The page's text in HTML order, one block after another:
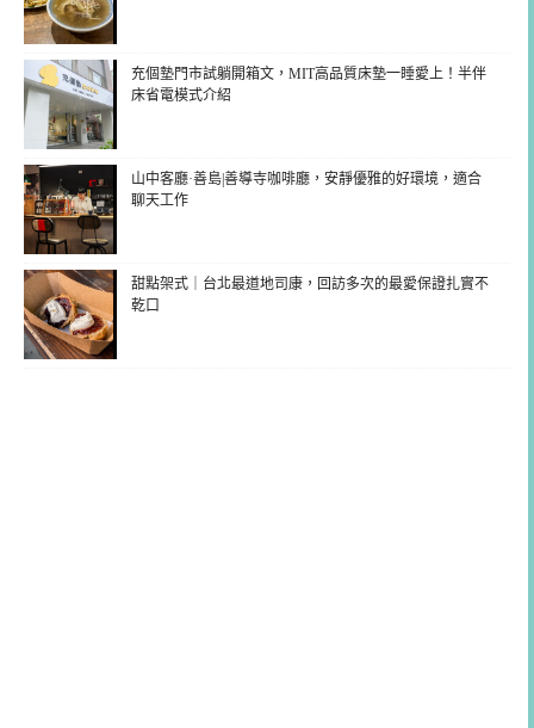
充個墊門市試躺開箱文，MIT高品質床墊一睡愛上！半伴
床省電模式介紹
山中客廳·善島|善導寺咖啡廳，安靜優雅的好環境，適合
聊天工作
甜點架式｜台北最道地司康，回訪多次的最愛保證扎實不
乾口